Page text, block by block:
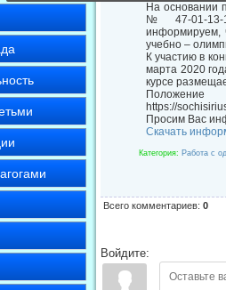
На основании
№ 47-01-13-
информируем,
учебно –
К участию в
марта 2020
курсе
https://
Просим Вас
Скачать
Категория: Работа с
Всего комментариев: 0
Войдите: